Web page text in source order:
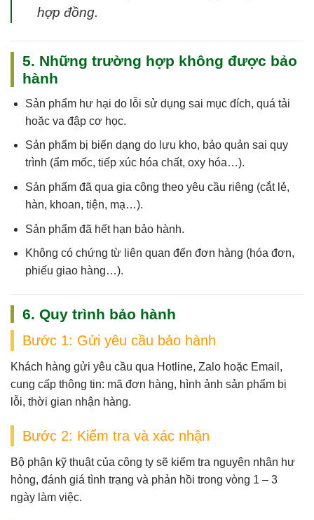
hợp đồng.
5. Những trường hợp không được bảo
hành
Sản phẩm hư hại do lỗi sử dụng sai mục đích, quá tải
hoặc va đập cơ học.
Sản phẩm bị biến dạng do lưu kho, bảo quản sai quy
trình (ẩm mốc, tiếp xúc hóa chất, oxy hóa…).
Sản phẩm đã qua gia công theo yêu cầu riêng (cắt lẻ,
hàn, khoan, tiện, mạ…).
Sản phẩm đã hết hạn bảo hành.
Không có chứng từ liên quan đến đơn hàng (hóa đơn,
phiếu giao hàng…).
6. Quy trình bảo hành
Bước 1: Gửi yêu cầu bảo hành
Khách hàng gửi yêu cầu qua Hotline, Zalo hoặc Email ,
cung cấp thông tin: mã đơn hàng, hình ảnh sản phẩm bị
lỗi, thời gian nhận hàng.
Bước 2: Kiểm tra và xác nhận
Bộ phận kỹ thuật của công ty sẽ kiểm tra nguyên nhân hư
hỏng, đánh giá tình trạng và phản hồi trong vòng 1 – 3
ngày làm việc.